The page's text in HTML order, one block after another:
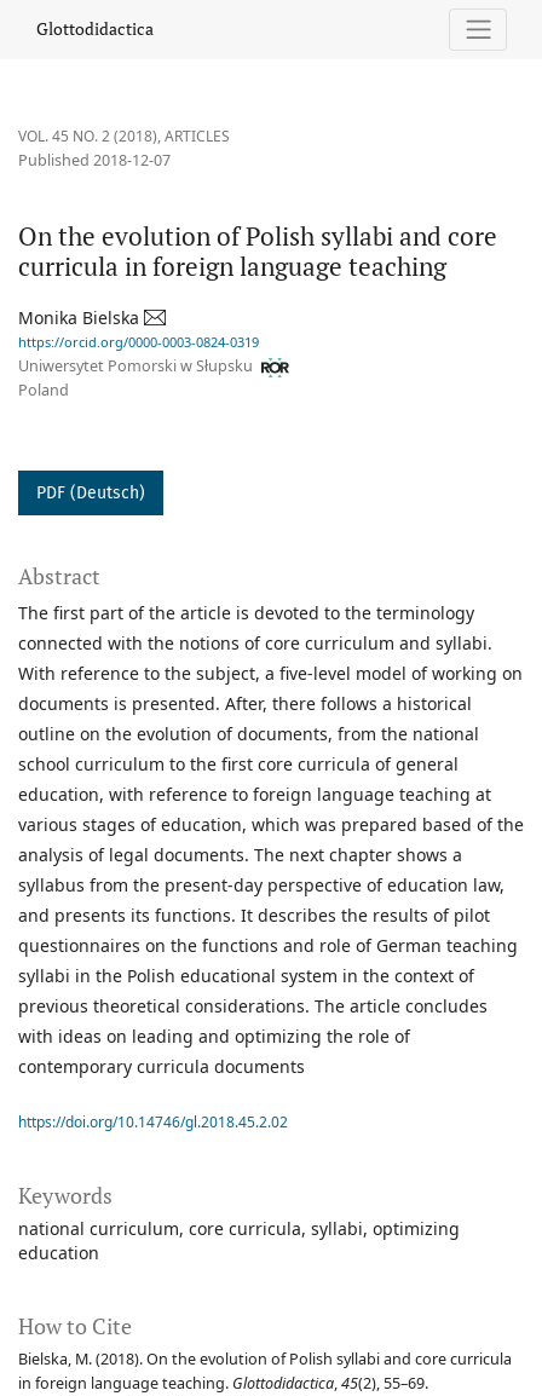
On the evolution of Polish syllabi and core curricula in foreign
Glottodidactica
VOL. 45 NO. 2 (2018),ARTICLES
On the evolution of Polish syllabi and core
curricula in foreign language teaching
Published 2018-12-07
Monika Bielska
https://orcid.org/0000-0003-0824-0319
Uniwersytet Pomorski w Słupsku
Poland
PDF (Deutsch)
Keywords
national curriculum core curricula syllabi optimizing
education
How to Cite
Bielska, M. (2018). On the evolution of Polish syllabi and core curricula
in foreign language teaching. Glottodidactica,45(2), 55–69.
Abstract
The first part of the article is devoted to the terminology
connected with the notions of core curriculum and syllabi.
With reference to the subject, a five-level model of working on
documents is presented. After, there follows a historical
outline on the evolution of documents, from the national
school curriculum to the first core curricula of general
education, with reference to foreign language teaching at
various stages of education, which was prepared based of the
analysis of legal documents. The next chapter shows a
syllabus from the present-day perspective of education law,
and presents its functions. It describes the results of pilot
questionnaires on the functions and role of German teaching
syllabi in the Polish educational system in the context of
previous theoretical considerations. The article concludes
with ideas on leading and optimizing the role of
contemporary curricula documents
https://doi.org/10.14746/gl.2018.45.2.02